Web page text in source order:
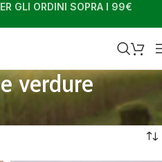
GLI ORDINI SOPRA I 99€
verdure
Visualizzazione di 19 risultati